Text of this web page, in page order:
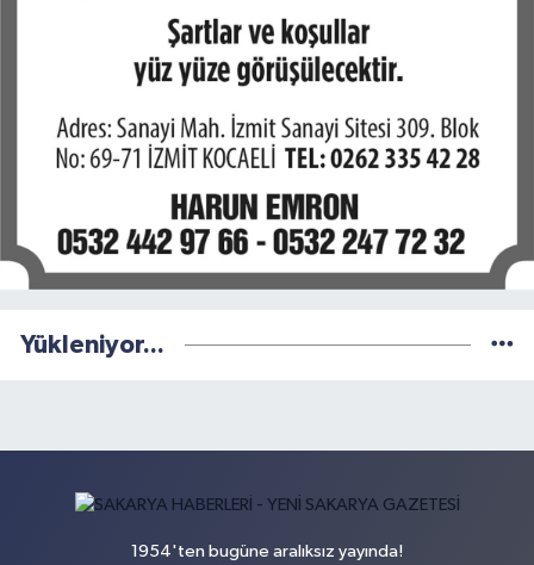
Yükleniyor...
1954'ten bugüne aralıksız yayında!